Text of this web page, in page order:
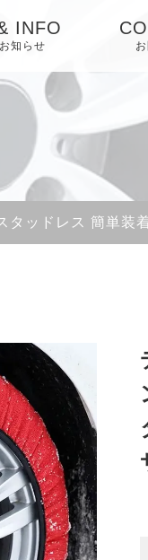
INFO
知らせ
ップ
タッドレス 簡単装